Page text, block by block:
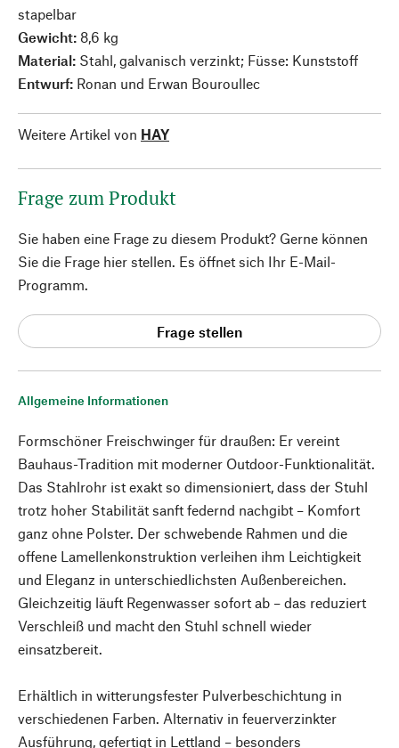
Allgemeine Informationen
Formschöner Freischwinger für draußen: Er vereint
Bauhaus-Tradition mit moderner Outdoor-Funktionalität.
Das Stahlrohr ist exakt so dimensioniert, dass der Stuhl
trotz hoher Stabilität sanft federnd nachgibt – Komfort
ganz ohne Polster. Der schwebende Rahmen und die
offene Lamellenkonstruktion verleihen ihm Leichtigkeit
und Eleganz in unterschiedlichsten Außenbereichen.
Gleichzeitig läuft Regenwasser sofort ab – das reduziert
Verschleiß und macht den Stuhl schnell wieder
einsatzbereit.
Erhältlich in witterungsfester Pulverbeschichtung in
verschiedenen Farben. Alternativ in feuerverzinkter
Ausführung, gefertigt in Lettland – besonders
stapelbar
Gewicht: 8,6 kg
Material: Stahl, galvanisch verzinkt; Füsse: Kunststoff
Entwurf: Ronan und Erwan Bouroullec
Weitere Artikel von HAY
Frage zum Produkt
Sie haben eine Frage zu diesem Produkt? Gerne können
Sie die Frage hier stellen. Es öffnet sich Ihr E-Mail-
Programm.
Frage stellen